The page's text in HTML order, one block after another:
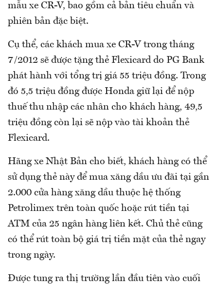
mẫu xe CR-V, bao gồm cả bản tiêu chuẩn và
phiên bản đặc biệt.
Cụ thể, các khách mua xe CR-V trong tháng
7/2012 sẽ được tặng thẻ Flexicard do PG Bank
phát hành với tổng trị giá 55 triệu đồng. Trong
đó 5,5 triệu đồng được Honda giữ lại để nộp
thuế thu nhập các nhân cho khách hàng, 49,5
triệu đồng còn lại sẽ nộp vào tài khoản thẻ
Flexicard.
Hãng xe Nhật Bản cho biết, khách hàng có thể
sử dụng thẻ này để mua xăng dầu ưu đãi tại gần
2.000 cửa hàng xăng dầu thuộc hệ thống
Petrolimex trên toàn quốc hoặc rút tiền tại
ATM của 25 ngân hàng liên kết. Chủ thẻ cũng
có thể rút toàn bộ giá trị tiền mặt của thẻ ngay
trong ngày.
Được tung ra thị trường lần đầu tiên vào cuối